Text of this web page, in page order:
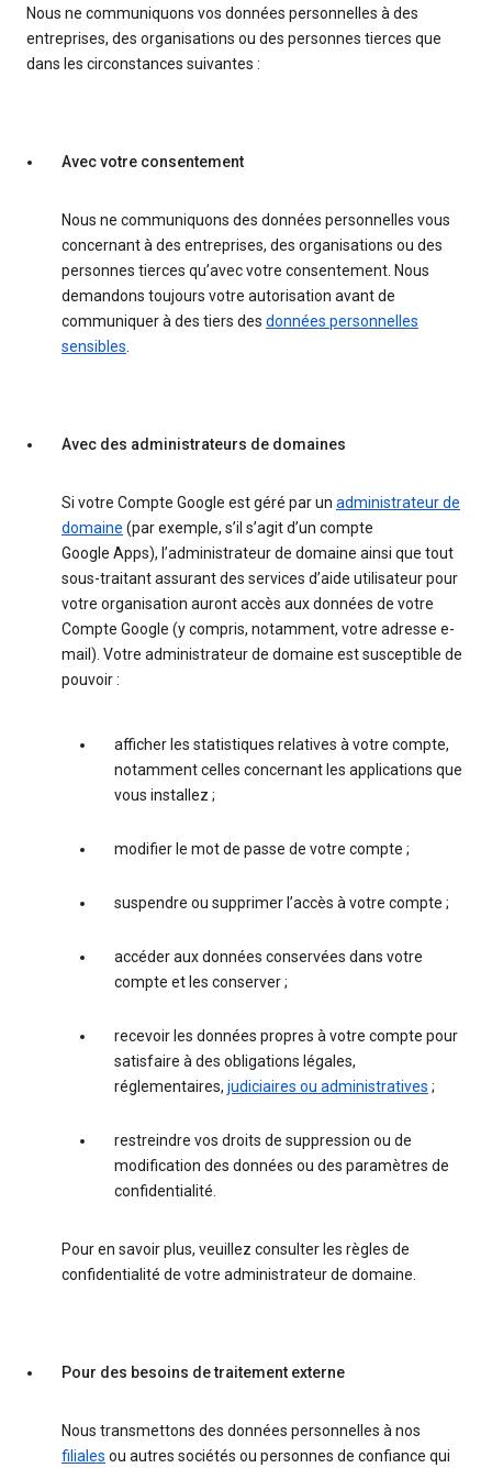
Nous ne communiquons vos données personnelles à des
entreprises, des organisations ou des personnes tierces que
dans les circonstances suivantes :
Avec votre consentement
Nous ne communiquons des données personnelles vous
concernant à des entreprises, des organisations ou des
personnes tierces qu’avec votre consentement. Nous
demandons toujours votre autorisation avant de
communiquer à des tiers des données personnelles
sensibles.
Avec des administrateurs de domaines
Si votre Compte Google est géré par un administrateur de
domaine (par exemple, s’il s’agit d’un compte
Google Apps), l’administrateur de domaine ainsi que tout
sous-traitant assurant des services d’aide utilisateur pour
votre organisation auront accès aux données de votre
Compte Google (y compris, notamment, votre adresse e-
mail). Votre administrateur de domaine est susceptible de
pouvoir :
afficher les statistiques relatives à votre compte,
notamment celles concernant les applications que
vous installez ;
modifier le mot de passe de votre compte ;
suspendre ou supprimer l’accès à votre compte ;
accéder aux données conservées dans votre
compte et les conserver ;
recevoir les données propres à votre compte pour
satisfaire à des obligations légales,
réglementaires, judiciaires ou administratives ;
restreindre vos droits de suppression ou de
modification des données ou des paramètres de
confidentialité.
Pour en savoir plus, veuillez consulter les règles de
confidentialité de votre administrateur de domaine.
Pour des besoins de traitement externe
Nous transmettons des données personnelles à nos
filiales ou autres sociétés ou personnes de confiance qui